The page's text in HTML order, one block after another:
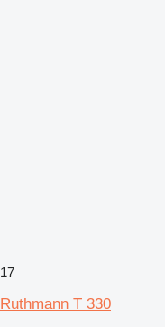
17
Ruthmann T 330